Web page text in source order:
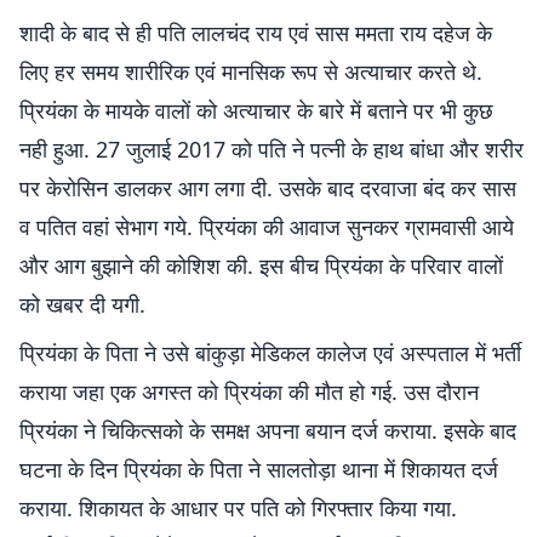
शादी के बाद से ही पति लालचंद राय एवं सास ममता राय दहेज के
लिए हर समय शारीरिक एवं मानसिक रूप से अत्याचार करते थे.
प्रियंका के मायके वालों को अत्याचार के बारे में बताने पर भी कुछ
नही हुआ. 27 जुलाई 2017 को पति ने पत्नी के हाथ बांधा और शरीर
पर केरोसिन डालकर आग लगा दी. उसके बाद दरवाजा बंद कर सास
व पतित वहां सेभाग गये. प्रियंका की आवाज सुनकर ग्रामवासी आये
और आग बुझाने की कोशिश की. इस बीच प्रियंका के परिवार वालों
को खबर दी यगी.
प्रियंका के पिता ने उसे बांकुड़ा मेडिकल कालेज एवं अस्पताल में भर्ती
कराया जहा एक अगस्त को प्रियंका की मौत हो गई. उस दौरान
प्रियंका ने चिकित्सको के समक्ष अपना बयान दर्ज कराया. इसके बाद
घटना के दिन प्रियंका के पिता ने सालतोड़ा थाना में शिकायत दर्ज
कराया. शिकायत के आधार पर पति को गिरफ्तार किया गया.